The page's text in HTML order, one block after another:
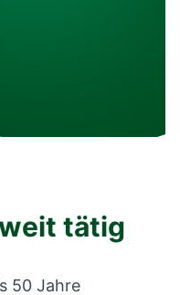
tätig
50 Jahre